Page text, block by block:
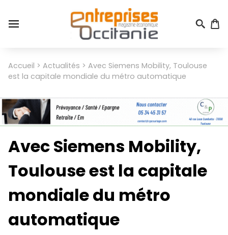
au
contenu
Menu
du
de
l'utilisateur
Fil
Accueil Actualités
Avec Siemens Mobility, Toulouse
est la capitale mondiale du métro automatique
Avec Siemens Mobility,
Toulouse est la capitale
mondiale du métro
automatique